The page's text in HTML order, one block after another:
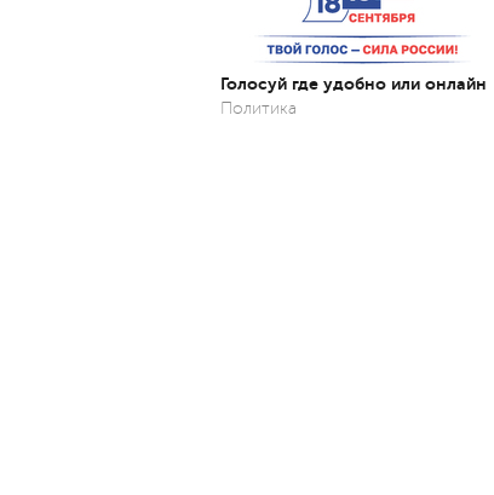
Голосуй где удобно или онлайн
Политика